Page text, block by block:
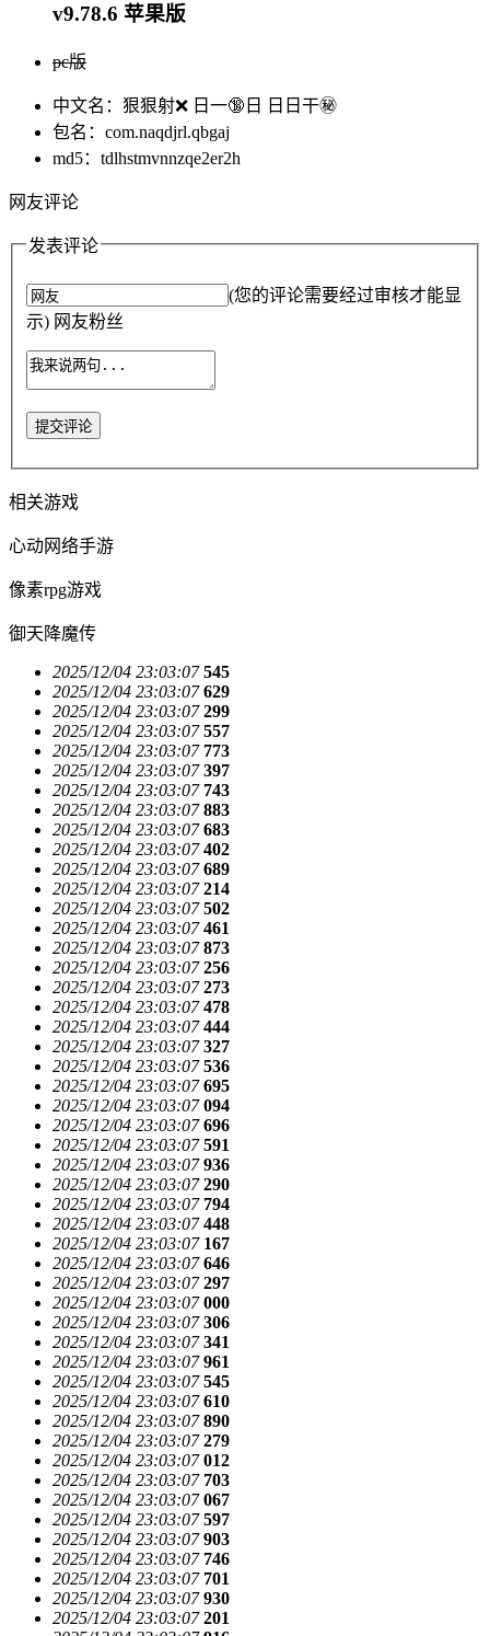
v9.78.6 苹果版
pc版
中文名：狠狠射❌ 日一🔞日 日日干㊙️
包名：com.naqdjrl.qbgaj
md5：tdlhstmvnnzqe2er2h
网友评论
发表评论
(您的评论需要经过审核才能显
示) 网友粉丝
提交评论
相关游戏
心动网络手游
像素rpg游戏
御天降魔传
2025/12/04 23:03:07 545
2025/12/04 23:03:07 629
2025/12/04 23:03:07 299
2025/12/04 23:03:07 557
2025/12/04 23:03:07 773
2025/12/04 23:03:07 397
2025/12/04 23:03:07 743
2025/12/04 23:03:07 883
2025/12/04 23:03:07 683
2025/12/04 23:03:07 402
2025/12/04 23:03:07 689
2025/12/04 23:03:07 214
2025/12/04 23:03:07 502
2025/12/04 23:03:07 461
2025/12/04 23:03:07 873
2025/12/04 23:03:07 256
2025/12/04 23:03:07 273
2025/12/04 23:03:07 478
2025/12/04 23:03:07 444
2025/12/04 23:03:07 327
2025/12/04 23:03:07 536
2025/12/04 23:03:07 695
2025/12/04 23:03:07 094
2025/12/04 23:03:07 696
2025/12/04 23:03:07 591
2025/12/04 23:03:07 936
2025/12/04 23:03:07 290
2025/12/04 23:03:07 794
2025/12/04 23:03:07 448
2025/12/04 23:03:07 167
2025/12/04 23:03:07 646
2025/12/04 23:03:07 297
2025/12/04 23:03:07 000
2025/12/04 23:03:07 306
2025/12/04 23:03:07 341
2025/12/04 23:03:07 961
2025/12/04 23:03:07 545
2025/12/04 23:03:07 610
2025/12/04 23:03:07 890
2025/12/04 23:03:07 279
2025/12/04 23:03:07 012
2025/12/04 23:03:07 703
2025/12/04 23:03:07 067
2025/12/04 23:03:07 597
2025/12/04 23:03:07 903
2025/12/04 23:03:07 746
2025/12/04 23:03:07 701
2025/12/04 23:03:07 930
2025/12/04 23:03:07 201